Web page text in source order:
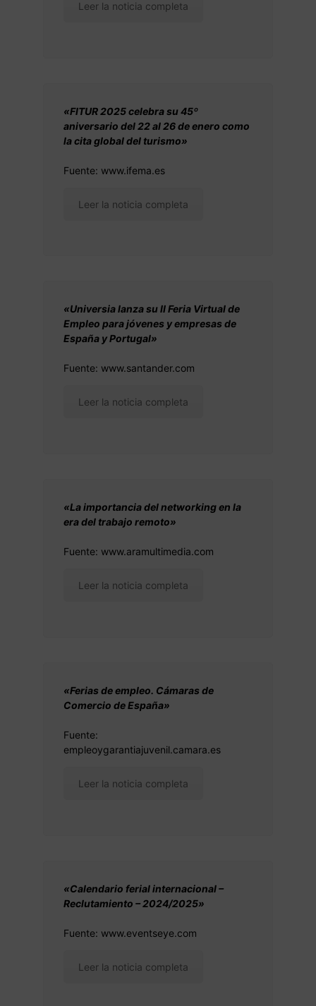
Leer la noticia completa
«FITUR 2025 celebra su 45º
aniversario del 22 al 26 de enero como
la cita global del turismo»
Fuente: www.ifema.es
Leer la noticia completa
«Universia lanza su II Feria Virtual de
Empleo para jóvenes y empresas de
España y Portugal»
Fuente: www.santander.com
Leer la noticia completa
«La importancia del networking en la
era del trabajo remoto»
Fuente: www.aramultimedia.com
Leer la noticia completa
«Ferias de empleo. Cámaras de
Comercio de España»
Fuente:
empleoygarantiajuvenil.camara.es
Leer la noticia completa
«Calendario ferial internacional –
Reclutamiento – 2024/2025»
Fuente: www.eventseye.com
Leer la noticia completa